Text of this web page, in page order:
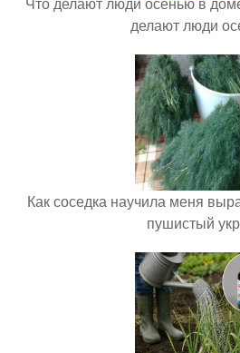
делают люди
Как соседка научила меня
пушистый